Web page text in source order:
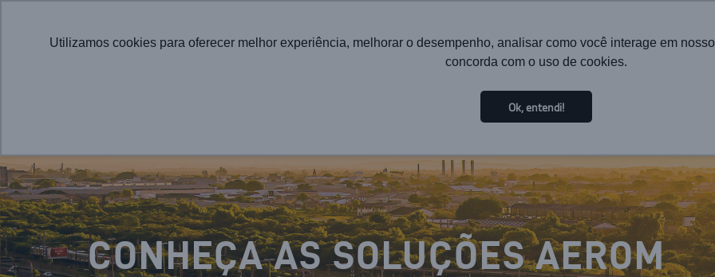
Utilizamos cookies para oferecer melhor experiência, melhorar o desempenho, analisar como você interage em
concorda com o uso de cookies.
Ok, entendi!
INSTITUCIONAL TECNOLOGIA
CONHEÇA AS SOLUÇÕES AEROM